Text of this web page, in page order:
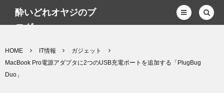
酔いどれオヤジのブ
ログwp
HOME IT情報
ガジェット
MacBook Pro電源アダプタに2つのUSB充電ポートを追加する「PlugBug
Duo」